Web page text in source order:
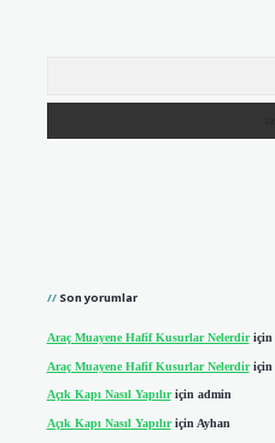
Son yorumlar
Araç Muayene Hafif Kusurlar Nelerdiriçin
Araç Muayene Hafif Kusurlar Nelerdiriçin
Açık Kapı Nasıl Yapılıriçin admin
Açık Kapı Nasıl Yapılıriçin Ayhan